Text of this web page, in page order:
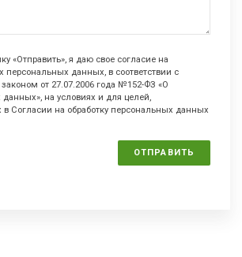
«Отправить», я даю свое согласие на
персональных данных, в соответствии с
от 27.07.2006 года №152-ФЗ «О
на условиях и для целей,
Согласии на обработку персональных данных
ОТПРАВИТЬ